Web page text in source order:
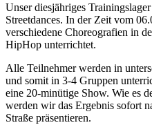
Unser diesjähriges
Streetdances. In der Zeit vom
verschiedene Choreografien in
HipHop unterrichtet.
Alle Teilnehmer werden in
und somit in 3-4 Gruppen
eine 20-minütige Show. Wie es
werden wir das Ergebnis sofort
Straße präsentieren.